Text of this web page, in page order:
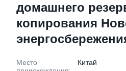
домашнего
копирования
Место
Китай